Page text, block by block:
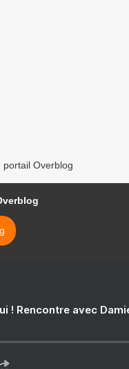
Overblog
! Rencontre avec